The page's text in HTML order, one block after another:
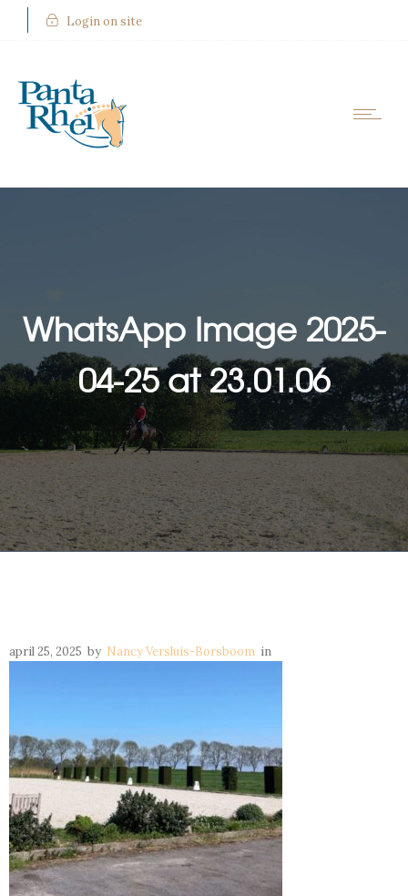
Login on site
WhatsApp Image 2025-
04-25 at 23.01.06
april 25, 2025 by Nancy Versluis-Borsboom in